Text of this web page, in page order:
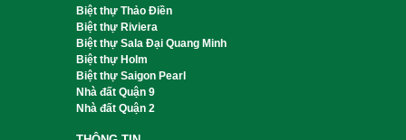
Biệt thự Thảo Điền
Biệt thự Riviera
Biệt thự Sala Đại Quang Minh
Biệt thự Holm
Biệt thự Saigon Pearl
Nhà đất Quận 9
Nhà đất Quận 2